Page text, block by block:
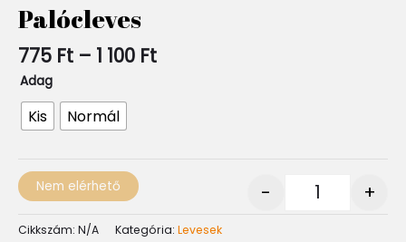
Palócleves
775 Ft – 1 100 Ft1
100 Ft
Adag
Kis Normál
- +
Nem elérhető
Cikkszám: N/A Kategória: Levesek